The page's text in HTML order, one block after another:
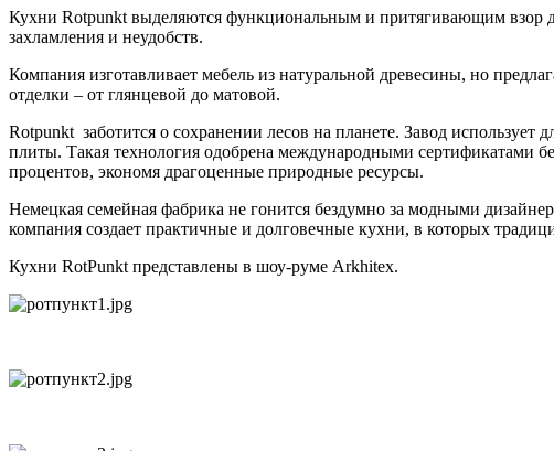
Кухни Rotpunkt выделяются функциональным и притягивающим взор
захламления и неудобств.
Компания изготавливает мебель из натуральной древесины, но
отделки – от глянцевой до матовой.
Rotpunkt заботится о сохранении лесов на планете. Завод
плиты. Такая технология одобрена международными сертификатами
процентов, экономя драгоценные природные ресурсы.
Немецкая семейная фабрика не гонится бездумно за модными
компания создает практичные и долговечные кухни, в которых
Кухни RotPunkt представлены в шоу-руме Arkhitex.